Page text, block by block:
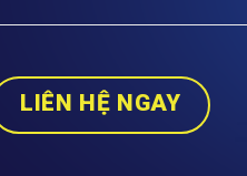
LIÊN HỆ NGAY